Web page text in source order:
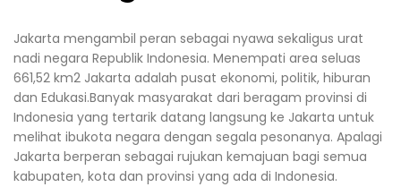
Jakarta mengambil peran sebagai nyawa sekaligus urat
nadi negara Republik Indonesia. Menempati area seluas
661,52 km2 Jakarta adalah pusat ekonomi, politik, hiburan
dan Edukasi.Banyak masyarakat dari beragam provinsi di
Indonesia yang tertarik datang langsung ke Jakarta untuk
melihat ibukota negara dengan segala pesonanya. Apalagi
Jakarta berperan sebagai rujukan kemajuan bagi semua
kabupaten, kota dan provinsi yang ada di Indonesia.